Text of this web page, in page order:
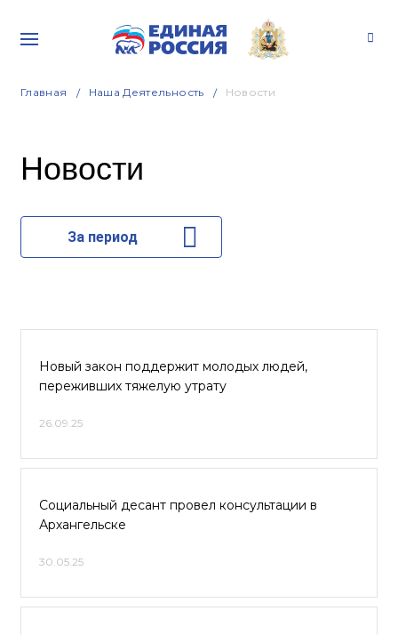
Главная Наша Деятельность Новости
Новости
За период
Новый закон поддержит молодых людей,
переживших тяжелую утрату
26.09.25
Социальный десант провел консультации в
Архангельске
30.05.25